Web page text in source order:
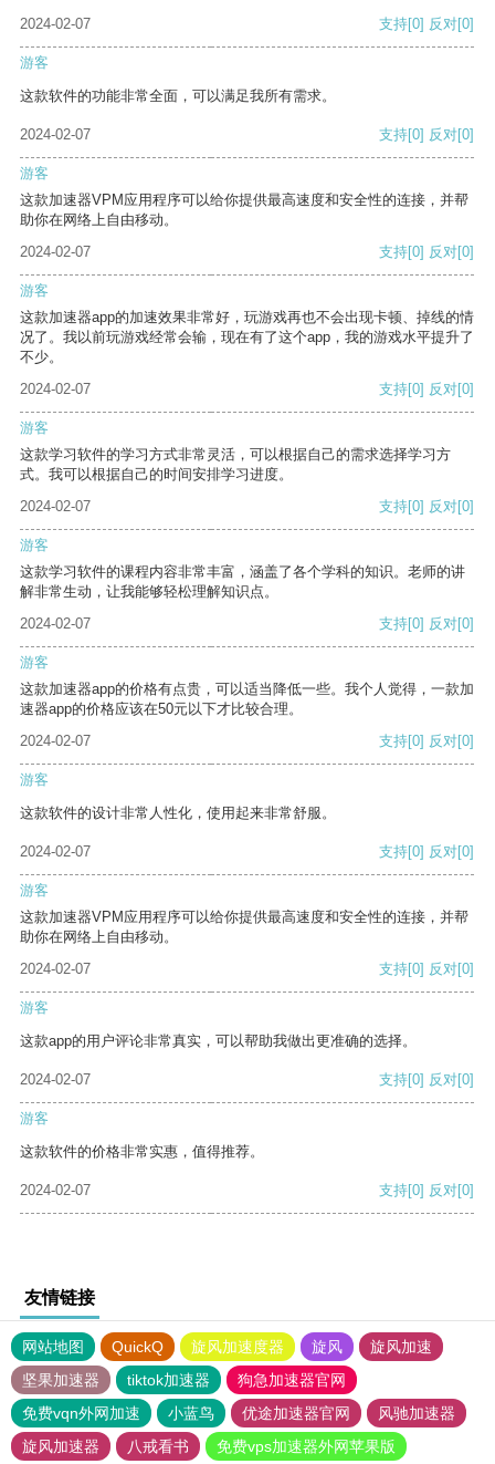
2024-02-07 支持[0] 反对[0]
游客
这款软件的功能非常全面，可以满足我所有需求。
2024-02-07 支持[0] 反对[0]
游客
这款加速器VPM应用程序可以给你提供最高速度和安全性的连接，并帮
助你在网络上自由移动。
2024-02-07
支持[0] 反对[0]
游客
这款加速器app的加速效果非常好，玩游戏再也不会出现卡顿、掉线的情
况了。我以前玩游戏经常会输，现在有了这个app，我的游戏水平提升了
不少。
2024-02-07
支持[0] 反对[0]
游客
这款学习软件的学习方式非常灵活，可以根据自己的需求选择学习方
式。我可以根据自己的时间安排学习进度。
2024-02-07
支持[0] 反对[0]
游客
这款学习软件的课程内容非常丰富，涵盖了各个学科的知识。老师的讲
解非常生动，让我能够轻松理解知识点。
2024-02-07
支持[0] 反对[0]
游客
这款加速器app的价格有点贵，可以适当降低一些。我个人觉得，一款加
速器app的价格应该在50元以下才比较合理。
2024-02-07
支持[0] 反对[0]
游客
这款软件的设计非常人性化，使用起来非常舒服。
2024-02-07 支持[0] 反对[0]
游客
这款加速器VPM应用程序可以给你提供最高速度和安全性的连接，并帮
助你在网络上自由移动。
2024-02-07
支持[0] 反对[0]
游客
这款app的用户评论非常真实，可以帮助我做出更准确的选择。
2024-02-07 支持[0] 反对[0]
游客
这款软件的价格非常实惠，值得推荐。
2024-02-07 支持[0] 反对[0]
友情链接
网站地图 QuickQ 旋风加速度器 旋风
旋风加速
坚果加速器
tiktok加速器
狗急加速器官网
免费vqn外网加速
小蓝鸟 优途加速器官网
风驰加速器
旋风加速器
八戒看书 免费vps加速器外网苹果版